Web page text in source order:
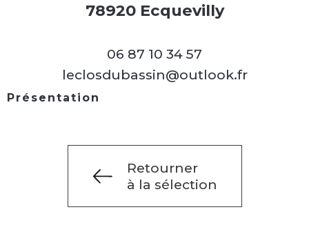
78920 Ecquevilly
06 87 10 34 57
leclosdubassin@outlook.fr
Présentation
Retourner
à la sélection